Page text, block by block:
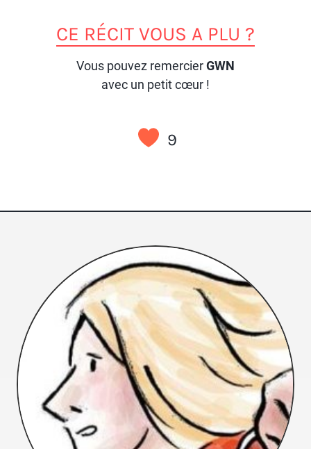
CE RÉCIT VOUS A PLU ?
Vous pouvez remercierGWN
avec un petit cœur !
9